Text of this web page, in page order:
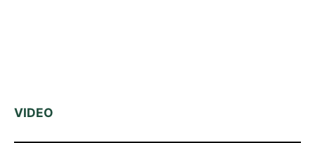
VIDEO